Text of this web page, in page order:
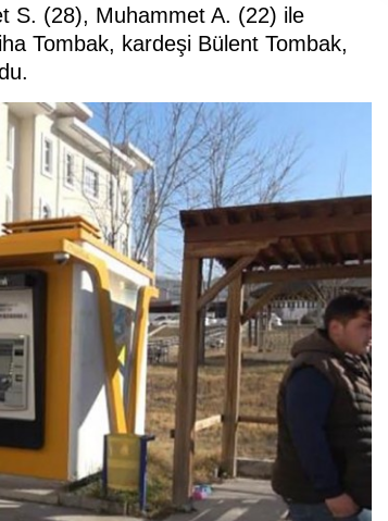
S. (28), Muhammet A. (22) ile
Tombak, kardeşi Bülent Tombak,